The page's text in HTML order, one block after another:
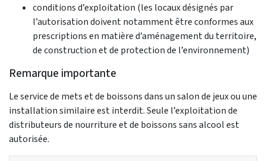
conditions d’exploitation (les locaux désignés par
l’autorisation doivent notamment être conformes aux
prescriptions en matière d’aménagement du territoire,
de construction et de protection de l’environnement)
Remarque importante
Le service de mets et de boissons dans un salon de jeux ou une
installation similaire est interdit. Seule l’exploitation de
distributeurs de nourriture et de boissons sans alcool est
autorisée.